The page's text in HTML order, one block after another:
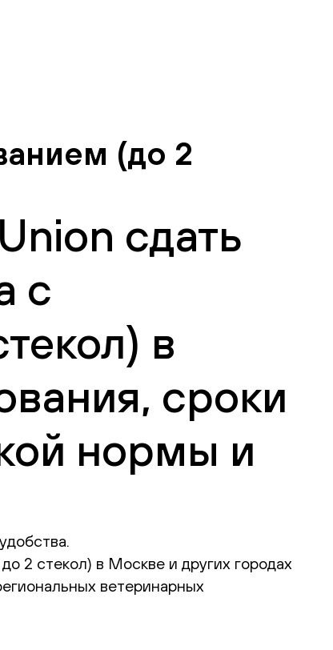
(до 2
сдать
с
в
сроки
нормы и
2 стекол) в Москве и других городах
ветеринарных